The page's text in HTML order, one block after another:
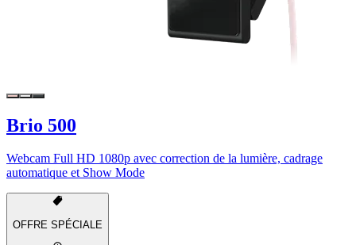
Brio 500
Webcam Full HD 1080p avec correction de la lumière, cadrage
automatique et Show Mode
OFFRE SPÉCIALE